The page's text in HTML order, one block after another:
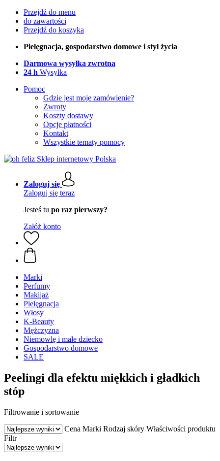
Przejdź do menu
do zawartości
Przejdź do koszyka
Pielęgnacja, gospodarstwo domowe i styl życia
Darmowa wysyłka zwrotna
24 h Wysyłka
Pomoc
Gdzie jest moje zamówienie?
Zwroty
Koszty dostawy
Opcje płatności
Kontakt
Wszystkie tematy pomocy
Zaloguj się
Zaloguj się teraz
Jesteś tu po raz pierwszy?
Załóż konto
Marki
Perfumy
Makijaż
Pielęgnacja
Włosy
K-Beauty
Mężczyzna
Niemowlę i małe dziecko
Gospodarstwo domowe
SALE
Peelingi dla efektu miękkich i gładkich
stóp
Filtrowanie i sortowanie
Cena Marki Rodzaj skóry Właściwości produktu
Filtr